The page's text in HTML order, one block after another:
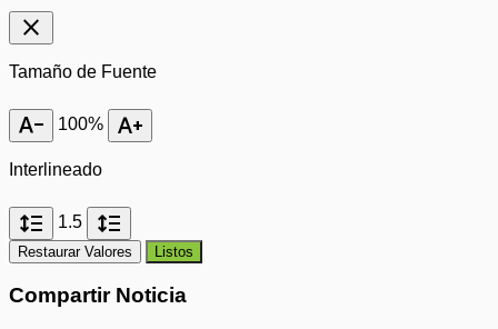
close
Tamaño de Fuente
text_decrease 100% text_increase
Interlineado
format_line_spacing 1.5 format_line_spacing
Restaurar Valores Listos
Compartir Noticia